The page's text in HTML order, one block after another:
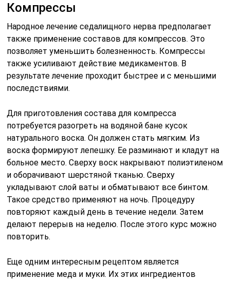
Компрессы
Народное лечение седалищного нерва предполагает
также применение составов для компрессов. Это
позволяет уменьшить болезненность. Компрессы
также усиливают действие медикаментов. В
результате лечение проходит быстрее и с меньшими
последствиями.
Для приготовления состава для компресса
потребуется разогреть на водяной бане кусок
натурального воска. Он должен стать мягким. Из
воска формируют лепешку. Ее разминают и кладут на
больное место. Сверху воск накрывают полиэтиленом
и оборачивают шерстяной тканью. Сверху
укладывают слой ваты и обматывают все бинтом.
Такое средство применяют на ночь. Процедуру
повторяют каждый день в течение недели. Затем
делают перерыв на неделю. После этого курс можно
повторить.
Еще одним интересным рецептом является
применение меда и муки. Их этих ингредиентов